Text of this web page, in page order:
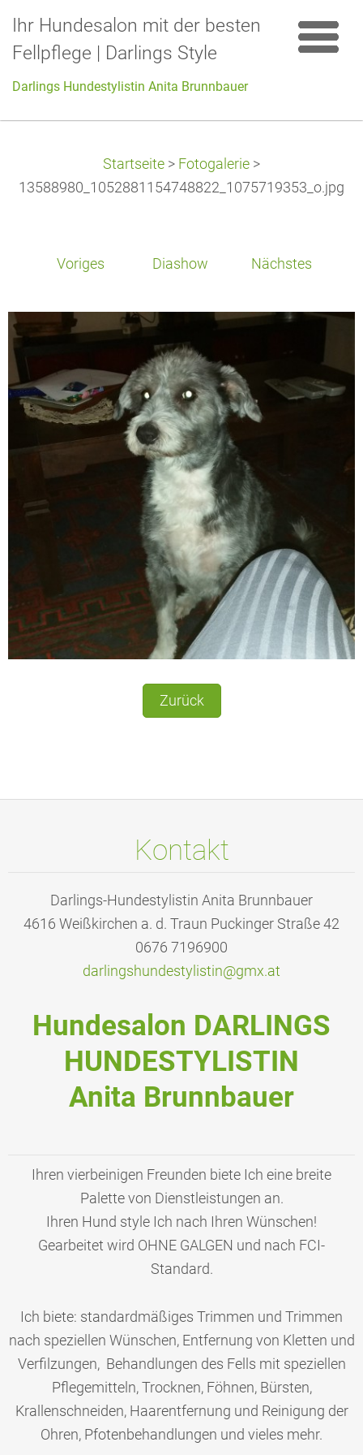
Ihr Hundesalon mit der besten
Fellpflege | Darlings Style
Darlings Hundestylistin Anita Brunnbauer
Startseite > Fotogalerie >
13588980_1052881154748822_1075719353_o.jpg
Voriges Diashow Nächstes
Zurück
Kontakt
Darlings-Hundestylistin Anita Brunnbauer
4616 Weißkirchen a. d. Traun Puckinger Straße 42
0676 7196900
darlingshundesty listin@gmx.at
Hundesalon DARLINGS
HUNDESTYLISTIN
Anita Brunnbauer
Ihren vierbeinigen Freunden biete Ich eine breite
Palette von Dienstleistungen an.
Ihren Hund style Ich nach Ihren Wünschen!
Gearbeitet wird OHNE GALGEN und nach FCI-
Standard.
Ich biete: standardmäßiges Trimmen und Trimmen
nach speziellen Wünschen, Entfernung von Kletten und
Verfilzungen, Behandlungen des Fells mit speziellen
Pflegemitteln, Trocknen, Föhnen, Bürsten,
Krallenschneiden, Haarentfernung und Reinigung der
Ohren, Pfotenbehandlungen und vieles mehr.